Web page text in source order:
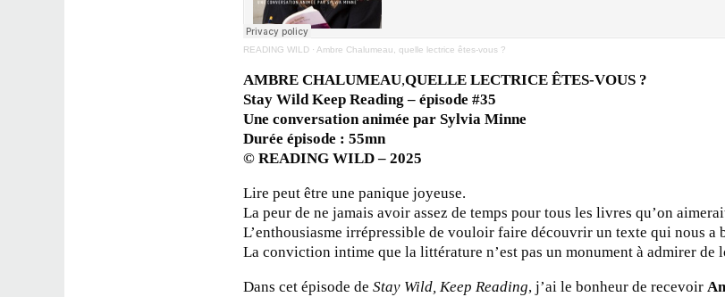
READING WILD · Ambre Chalumeau, quelle lectrice êtes-vous ?
AMBRE CHALUMEAU,QUELLE LECTRICE ÊTES-VOUS ?
Stay Wild Keep Reading – épisode #35
Une conversation animée par Sylvia Minne
Durée épisode : 55mn
© READING WILD – 2025
Lire peut être une panique joyeuse.
La peur de ne jamais avoir assez de temps pour tous les livres qu’on
L’enthousiasme irrépressible de vouloir faire découvrir un texte qui nous a
La conviction intime que la littérature n’est pas un monument à admirer de
Dans cet épisode de Stay Wild, Keep Reading, j’ai le bonheur de recevoir